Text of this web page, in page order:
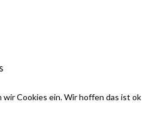
Cookies ein. Wir hoffen das ist ok